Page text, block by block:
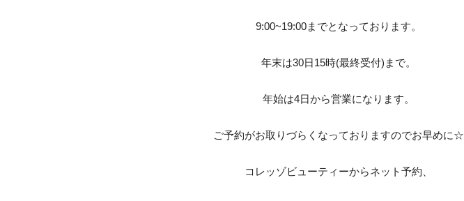
9:00~19:00までとなっております。
年末は30日15時(最終受付)まで。
年始は4日から営業になります。
ご予約がお取りづらくなっておりますのでお早めに☆
コレッゾビューティーからネット予約、